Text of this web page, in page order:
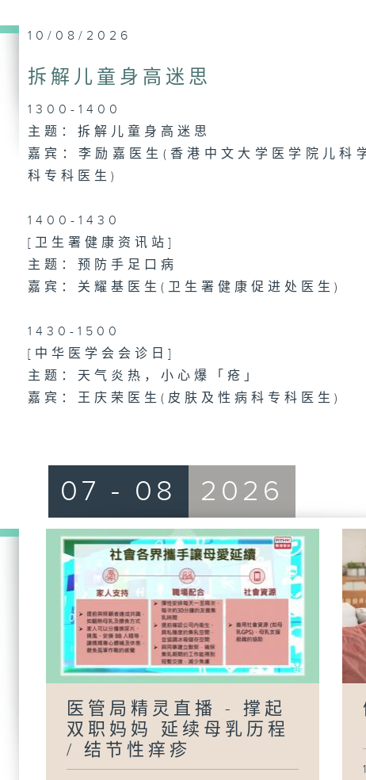
10/08/2026
拆解儿童身高迷思
1300-1400
主题：拆解儿童身高迷思
嘉宾：李励嘉医生(香港中文大学医学院儿科
科专科医生)
1400-1430
[卫生署健康资讯站]
主题：预防手足口病
嘉宾：关耀基医生(卫生署健康促进处医生)
1430-1500
[中华医学会会诊日]
主题：天气炎热，小心爆「疮」
嘉宾：王庆荣医生(皮肤及性病科专科医生)
07 - 08 2026
医管局精灵直播 - 撑起
双职妈妈 延续母乳历程
/ 结节性痒疹